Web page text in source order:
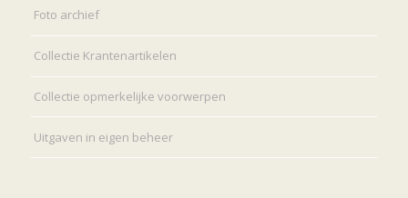
Foto archief
Collectie Krantenartikelen
Collectie opmerkelijke voorwerpen
Uitgaven in eigen beheer